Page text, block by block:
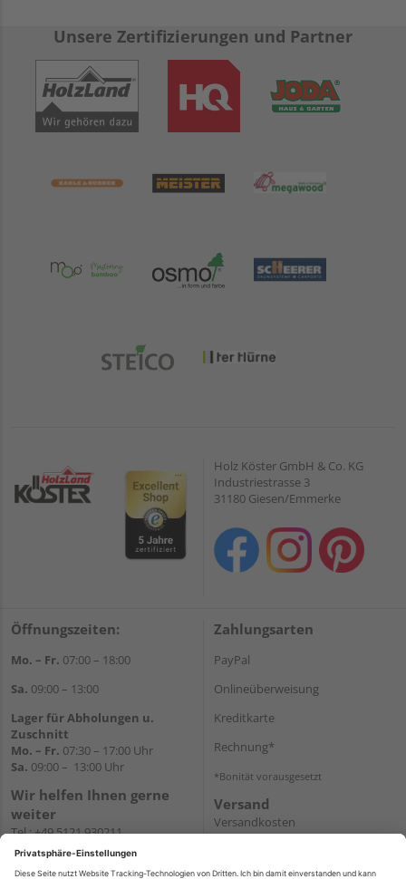
Unsere Zertifizierungen und Partner
Holz Köster GmbH & Co. KG
Industriestrasse 3
31180 Giesen/Emmerke
Öffnungszeiten:
Mo. – Fr. 07:00 – 18:00
Sa. 09:00 – 13:00
Lager für Abholungen u.
Zuschnitt
Mo. – Fr. 07:30 – 17:00 Uhr
Sa. 09:00 – 13:00 Uhr
Wir helfen Ihnen gerne
weiter
Tel.:+49 5121 930211
E-Mail:holzlandshop@holzland-
Zahlungsarten
PayPal
Onlineüberweisung
Kreditkarte
Rechnung*
*Bonität vorausgesetzt
Versand
Versandkosten